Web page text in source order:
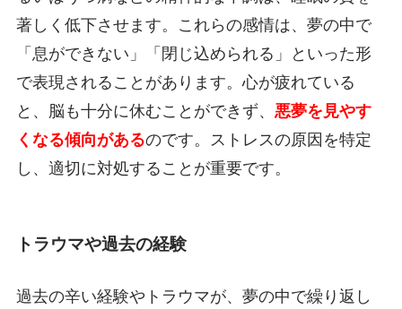
著しく低下させます。これらの感情は、夢の中で
「息ができない」「閉じ込められる」といった形
で表現されることがあります。心が疲れている
と、脳も十分に休むことができず、 悪夢を見やす
くなる傾向があるのです。ストレスの原因を特定
し、適切に対処することが重要です。
トラウマや過去の経験
過去の辛い経験やトラウマが、夢の中で繰り返し